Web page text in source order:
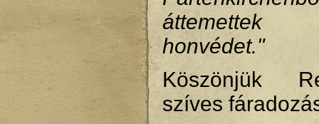
áttemettek
honvédet."
Köszönjük
szíves